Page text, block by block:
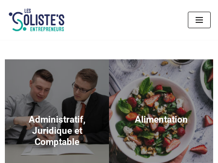
Aller
Administratif,
Juridique et
Comptable
Alimentation